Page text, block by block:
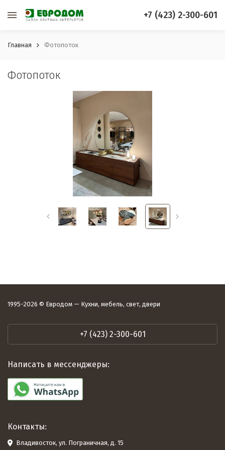
+7 (423) 2-300-601
Главная Фотопоток
Фотопоток
1995-2026 © Евродом — Кухни, мебель, свет, двери
+7 (423) 2-300-601
Написать в мессенджеры:
Контакты:
Владивосток, ул. Пограничная, д. 15